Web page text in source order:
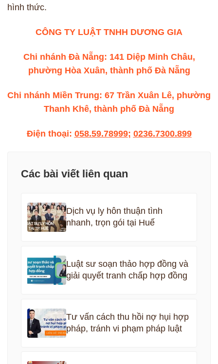
hình thức.
CÔNG TY LUẬT TNHH DƯƠNG GIA
Chi nhánh Đà Nẵng: 141 Diệp Minh Châu,
phường Hòa Xuân, thành phố Đà Nẵng
Chi nhánh Miền Trung: 67 Trần Xuân Lê, phường
Thanh Khê, thành phố Đà Nẵng
Điện thoại: 058.59.78999; 0236.7300.899
Các bài viết liên quan
Dịch vụ ly hôn thuận tình
nhanh, trọn gói tại Huế
Luật sư soạn thảo hợp đồng và
giải quyết tranh chấp hợp đồng
Tư vấn cách thu hồi nợ hụi hợp
pháp, tránh vi phạm pháp luật